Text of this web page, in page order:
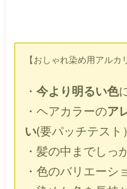
【おしゃれ染め用アルカ
・ 今より明るい色
・ヘアカラーのア
い(要パッチテスト）
・髪の中までしっ
・色のバリエーシ